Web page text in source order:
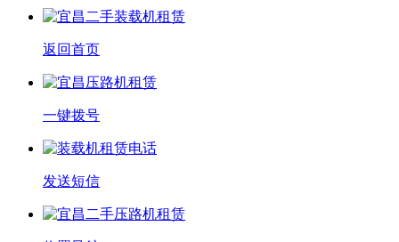
返回首页
一键拨号
发送短信